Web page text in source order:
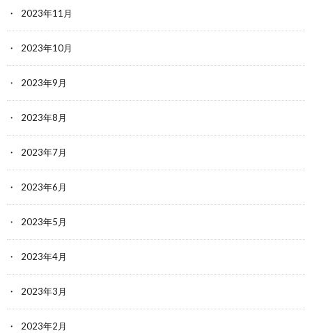
2023年11月
2023年10月
2023年9月
2023年8月
2023年7月
2023年6月
2023年5月
2023年4月
2023年3月
2023年2月